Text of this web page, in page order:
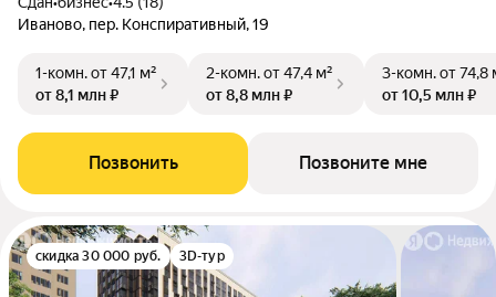
Иваново, пер. Конспиративный, 19
1-комн.от 47,1 м²
от 8,1 млн ₽
2-комн.от 47,4 м²
от 8,8 млн ₽
3-комн.от 74,8
от 10,5 млн ₽
Позвонить Позвоните мне
скидка 30 000 руб. 3D-тур